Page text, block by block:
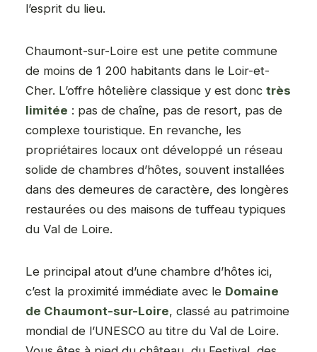
l’esprit du lieu.
Chaumont-sur-Loire est une petite commune
de moins de 1 200 habitants dans le Loir-et-
Cher. L’offre hôtelière classique y est donc très
limitée : pas de chaîne, pas de resort, pas de
complexe touristique. En revanche, les
propriétaires locaux ont développé un réseau
solide de chambres d’hôtes, souvent installées
dans des demeures de caractère, des longères
restaurées ou des maisons de tuffeau typiques
du Val de Loire.
Le principal atout d’une chambre d’hôtes ici,
c’est la proximité immédiate avec le Domaine
de Chaumont-sur-Loire, classé au patrimoine
mondial de l’UNESCO au titre du Val de Loire.